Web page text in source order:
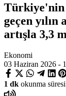
Türkiye'nin
geçen yılın
artışla 3,3
Ekonomi
03 Haziran 2026 -
1 dk okunma süresi